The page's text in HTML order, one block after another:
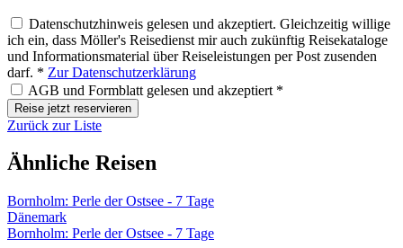
Datenschutzhinweis gelesen und akzeptiert. Gleichzeitig willige
ich ein, dass Möller's Reisedienst mir auch zukünftig Reisekataloge
und Informationsmaterial über Reiseleistungen per Post zusenden
darf. * Zur Datenschutzerklärung
AGB und Formblatt gelesen und akzeptiert *
Reise jetzt reservieren
Zurück zur Liste
Ähnliche Reisen
Bornholm: Perle der Ostsee - 7 Tage
Dänemark
Bornholm: Perle der Ostsee - 7 Tage